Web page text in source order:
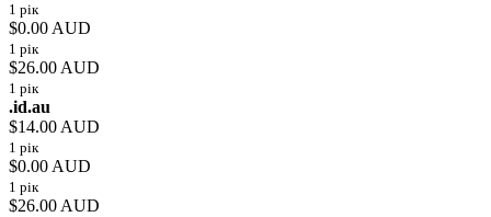
1 рік
$0.00 AUD
1 рік
$26.00 AUD
1 рік
.id.au
$14.00 AUD
1 рік
$0.00 AUD
1 рік
$26.00 AUD